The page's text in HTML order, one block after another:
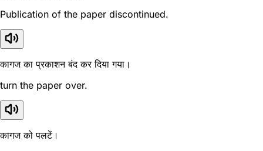
Publication of the paper discontinued.
कागज का प्रकाशन बंद कर दिया गया।
turn the paper over.
कागज को पलटें।